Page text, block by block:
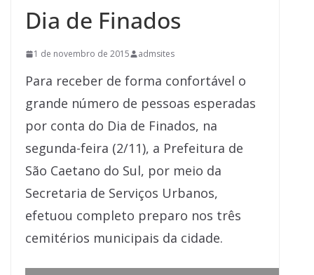
Dia de Finados
1 de novembro de 2015 admsites
Para receber de forma confortável o
grande número de pessoas esperadas
por conta do Dia de Finados, na
segunda-feira (2/11), a Prefeitura de
São Caetano do Sul, por meio da
Secretaria de Serviços Urbanos,
efetuou completo preparo nos três
cemitérios municipais da cidade.